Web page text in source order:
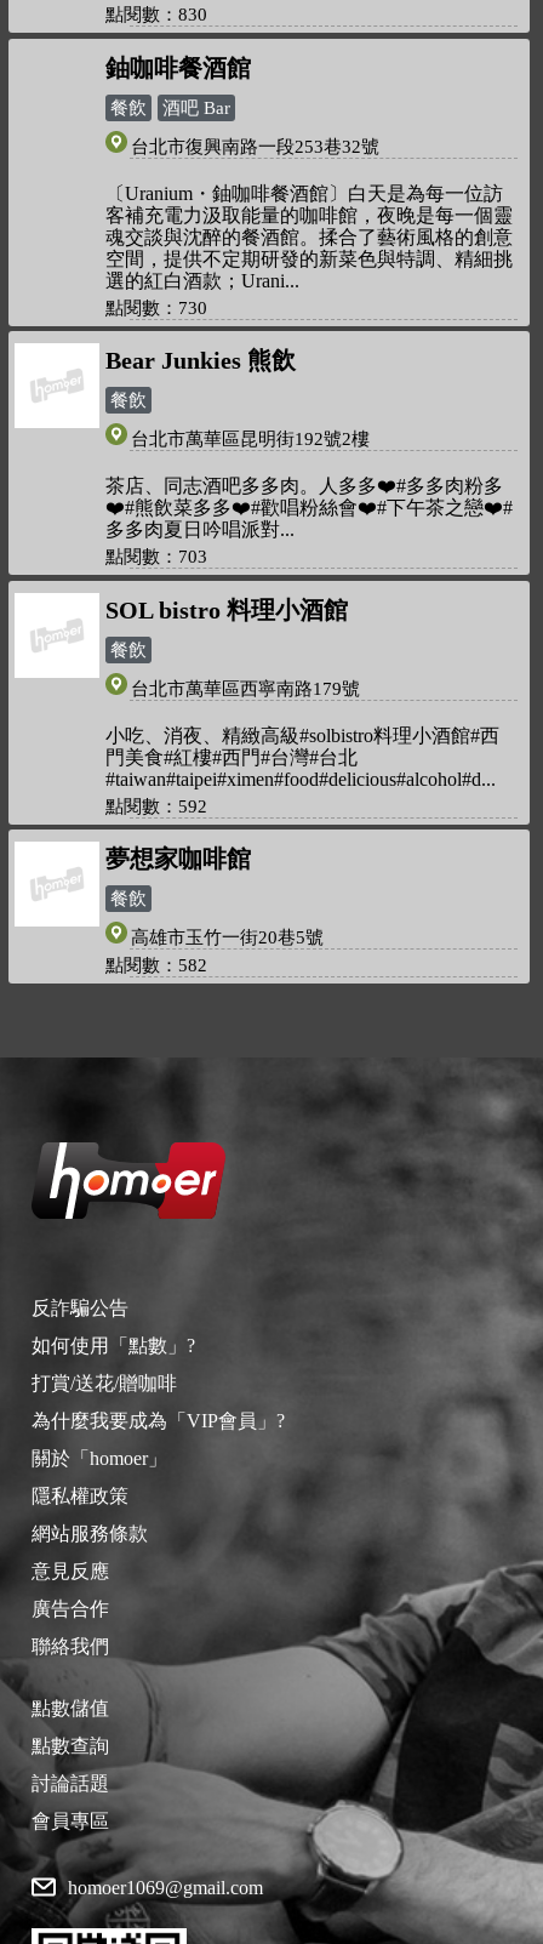
點閱數：830
鈾咖啡餐酒館
餐飲
酒吧 Bar
台北市復興南路一段253巷32號
〔Uranium・鈾咖啡餐酒館〕白天是為每一位訪
客補充電力汲取能量的咖啡館，夜晚是每一個靈
魂交談與沈醉的餐酒館。揉合了藝術風格的創意
空間，提供不定期研發的新菜色與特調、精細挑
選的紅白酒款；Urani
點閱數：730
Bear Junkies 熊飲
餐飲
台北市萬華區昆明街192號2樓
茶店、同志酒吧多多肉。人多多❤️#多多肉粉多
❤️#熊飲菜多多❤️#歡唱粉絲會❤️#下午茶之戀❤️#
多多肉夏日吟唱派對
點閱數：703
SOL bistro 料理小酒館
餐飲
台北市萬華區西寧南路179號
小吃、消夜、精緻高級#solbistro料理小酒館#西
門美食#紅樓#西門#台灣#台北
#taiwan#taipei#ximen#food#delicious#alcohol#d
點閱數：592
夢想家咖啡館
餐飲
高雄市玉竹一街20巷5號
點閱數：582
反詐騙公告
如何使用「點數」?
打賞/送花/贈咖啡
為什麼我要成為「VIP會員」?
關於「homoer」
隱私權政策
網站服務條款
意見反應
廣告合作
聯絡我們
點數儲值
點數查詢
討論話題
會員專區
homoer1069@gmail.com